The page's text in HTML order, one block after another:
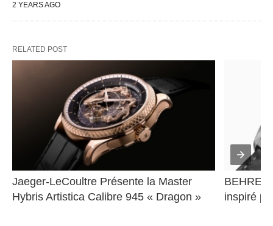
2 YEARS AGO
RELATED POST
Jaeger-LeCoultre Présente la Master
Hybris Artistica Calibre 945 « Dragon »
inspiré